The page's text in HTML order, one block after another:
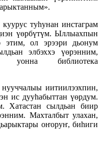
туһунан инстаграм
үөрбүтүм. Ыллыахпын
этим, ол эрээри дьонум
элбэххэ үөрэнним,
уонна библиотека
иитиилээхпин,
ис дууһабыттан үөрдум.
Хатастан сылдьан биир
Махталбыт улахан,
оҥоруҥ, биһиги